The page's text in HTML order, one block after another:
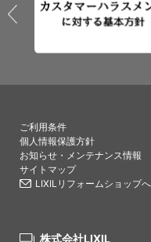
ご利用条件
個人情報保護方針
お知らせ・メンテナンス情報
サイトマップ
LIXILリフォームショップ
株式会社LIXIL